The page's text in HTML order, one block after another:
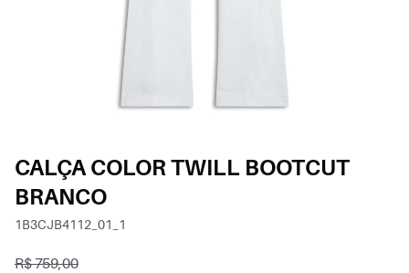
CALÇA COLOR TWILL BOOTCUT
BRANCO
1B3CJB4112_01_1
R$ 759,00